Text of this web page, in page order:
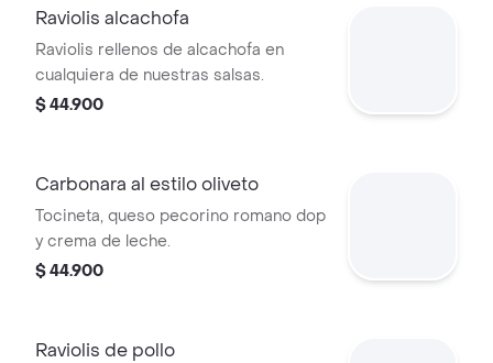
Raviolis alcachofa
Raviolis rellenos de alcachofa en
cualquiera de nuestras salsas.
$ 44.900
Carbonara al estilo oliveto
Tocineta, queso pecorino romano dop
y crema de leche.
$ 44.900
Raviolis de pollo